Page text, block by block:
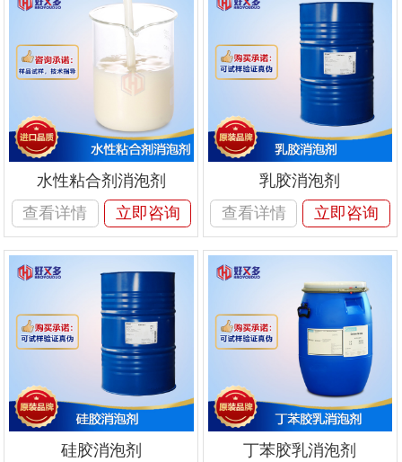
水性粘合剂消泡剂
查看详情
立即咨询
乳胶消泡剂
查看详情
立即咨询
硅胶消泡剂
丁苯胶乳消泡剂